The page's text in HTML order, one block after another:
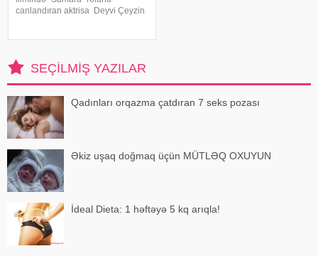
canlandıran aktrisa Deyvi Çeyzin
SEÇILMIŞ YAZILAR
Qadınları orqazma çatdıran 7 seks pozası
Əkiz uşaq doğmaq üçün MÜTLƏQ OXUYUN
İdeal Dieta: 1 həftəyə 5 kq arıqla!